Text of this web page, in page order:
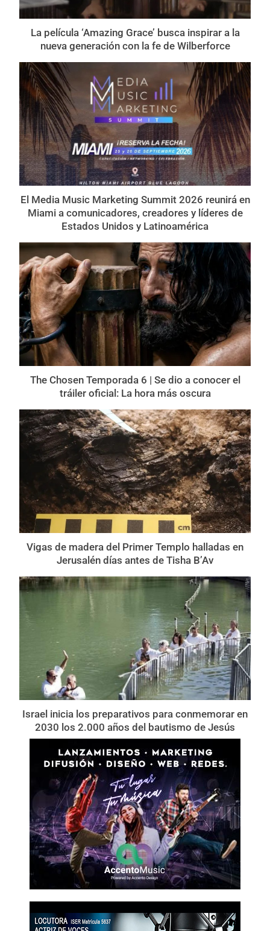
La película ‘Amazing Grace’ busca inspirar a la
nueva generación con la fe de Wilberforce
El Media Music Marketing Summit 2026 reunirá en
Miami a comunicadores, creadores y líderes de
Estados Unidos y Latinoamérica
The Chosen Temporada 6 | Se dio a conocer el
tráiler oficial: La hora más oscura
Vigas de madera del Primer Templo halladas en
Jerusalén días antes de Tisha B’Av
Israel inicia los preparativos para conmemorar en
2030 los 2.000 años del bautismo de Jesús